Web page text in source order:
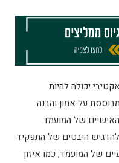
יכולה להיות
על אמון והבנה
של המועמד.
להדגיש היבטים של התפקיד
של המועמד, כמו איזון